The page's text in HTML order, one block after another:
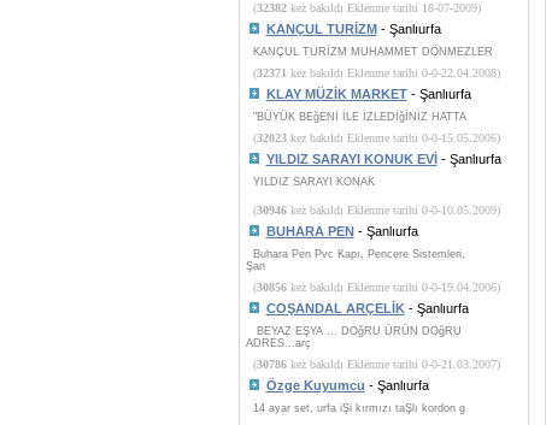
(32382kez bakıldı Eklenme tarihi 18-07-2009)
KANÇUL TURİZM- Şanlıurfa
KANÇUL TURİZM MUHAMMET DÖNMEZLER
(32371 kez bakıldı Eklenme tarihi 0-0-22.04.2008)
KLAY MÜZİK MARKET- Şanlıurfa
"BÜYÜK BEğENİ İLE İZLEDİğİNİZ HATTA
(32023kez bakıldı Eklenme tarihi 0-0-15.05.2006)
YILDIZ SARAYI KONUK EVİ- Şanlıurfa
YILDIZ SARAYI KONAK
(30946kez bakıldı Eklenme tarihi 0-0-10.05.2009)
BUHARA PEN- Şanlıurfa
Buhara Pen Pvc Kapı, Pencere Sistemleri,
Şan
(30856kez bakıldı Eklenme tarihi 0-0-19.04.2006)
COŞANDAL ARÇELİK- Şanlıurfa
BEYAZ EŞYA ... DOğRU ÜRÜN DOğRU
ADRES...arç
(30786kez bakıldı Eklenme tarihi 0-0-21.03.2007)
Özge Kuyumcu - Şanlıurfa
14 ayar set, urfa iŞi kırmızı taŞlı kordon g